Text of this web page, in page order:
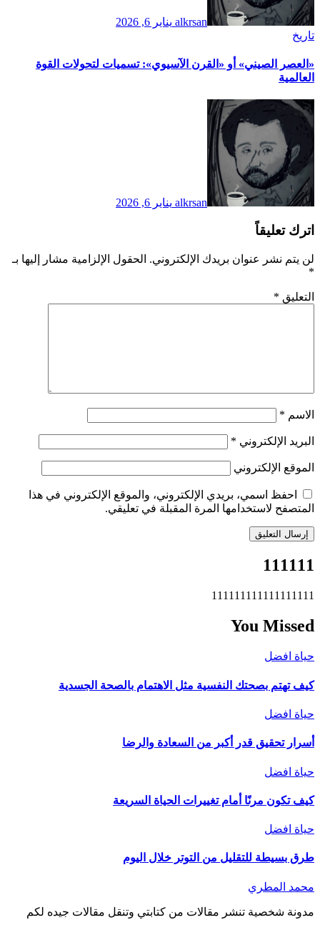
alkrsan يناير 6, 2026
تاريخ
​«العصر الصيني» أو «القرن الآسيوي»: تسميات لتحولات القوة
العالمية
alkrsan يناير 6, 2026
اترك تعليقاً
لن يتم نشر عنوان بريدك الإلكتروني. الحقول الإلزامية مشار إليها بـ
*
التعليق *
الاسم *
البريد الإلكتروني *
الموقع الإلكتروني
احفظ اسمي، بريدي الإلكتروني، والموقع الإلكتروني في هذا
المتصفح لاستخدامها المرة المقبلة في تعليقي.
111111
111111111111111111
You Missed
حياة افضل
كيف تهتم بصحتك النفسية مثل الاهتمام بالصحة الجسدية
حياة افضل
أسرار تحقيق قدر أكبر من السعادة والرضا
حياة افضل
كيف تكون مرنًا أمام تغييرات الحياة السريعة
حياة افضل
طرق بسيطة للتقليل من التوتر خلال اليوم
محمد المطري
مدونة شخصية تنشر مقالات من كتابتي وتنقل مقالات جيده لكم